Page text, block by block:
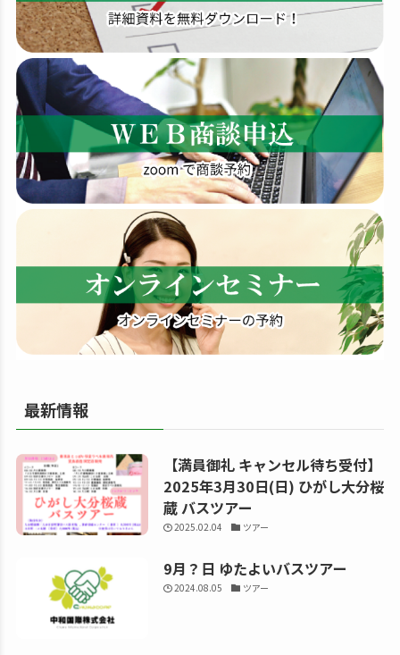
索
す
る
最新情報
【満員御礼 キャンセル待ち受付】
2025年3月30日(日) ひがし大分桜
蔵 バスツアー
2025.02.04 ツアー
9月？日 ゆたよいバスツアー
2024.08.05 ツアー